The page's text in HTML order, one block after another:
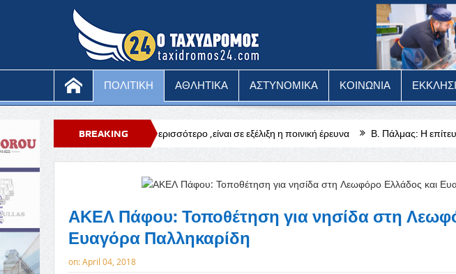
ΠΟΛΙΤΙΚΗ ΑΘΛΗΤΙΚΑ ΑΣΤΥΝΟΜΙΚΑ ΚΟΙΝΩΝΙΑ
BREAKING
NEWS
να πω κάτι περισσότερο ,είναι σε εξέλιξη η ποινική έρευνα Β. Πάλμας: Η επίτευξη λύσης θα είναι
ΑΚΕΛ Πάφου: Τοποθέτηση για νησίδα στη
Ευαγόρα Παλληκαρίδη
on:April 04, 2018